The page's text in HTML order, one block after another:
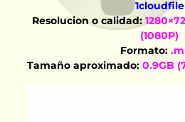
1cloudfile
Resolucion o calidad:
(1080P)
Formato:
Tamaño aproximado: 0.9GB